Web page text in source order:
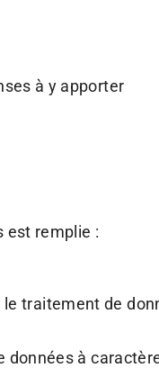
à y apporter
est remplie :
traitement de
à